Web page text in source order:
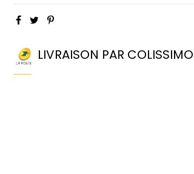
LIVRAISON PAR COLISSIMO